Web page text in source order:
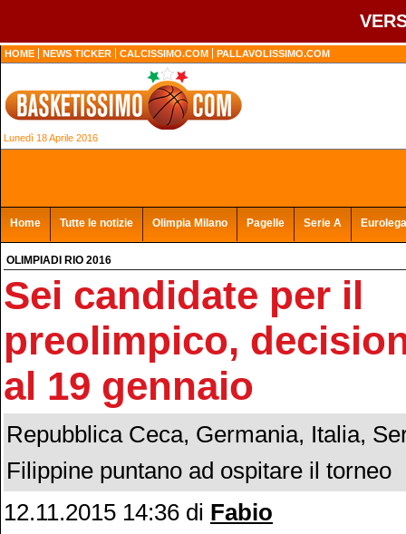
HOME NEWS TICKER CALCISSIMO.COM PALLAVOLISSIMO.COM
Lunedì 18 Aprile 2016
Home Tutte le notizie Olimpia Milano Pagelle Serie A Eurolega
OLIMPIADI RIO 2016
Sei candidate per il
preolimpico,
al 19 gennaio
Repubblica Ceca, Germania, Italia,
Filippine puntano ad ospitare il torneo
12.11.2015 14:36 di Fabio